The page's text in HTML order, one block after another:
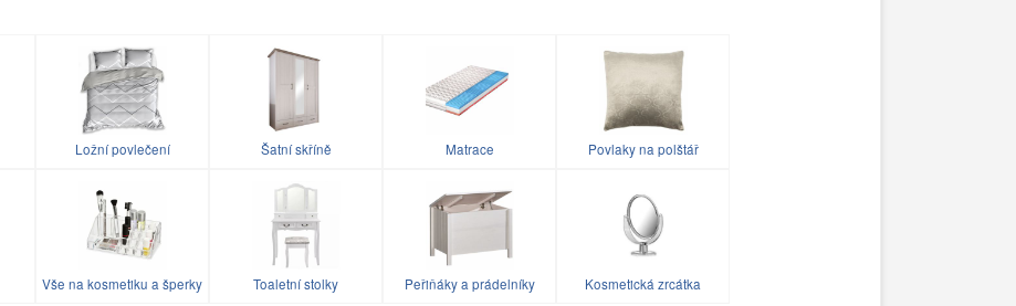
Ložní povlečení Šatní skříně Matrace Povlaky na polštář
Vše na kosmetiku a šperky Toaletní stolky Peřiňáky a prádelníky Kosmetická zrcátka